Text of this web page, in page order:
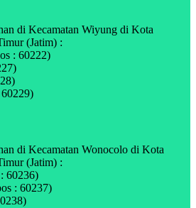
di Kecamatan Wiyung di Kota
(Jatim) :
: 60222)
di Kecamatan Wonocolo di Kota
(Jatim) :
60236)
: 60237)